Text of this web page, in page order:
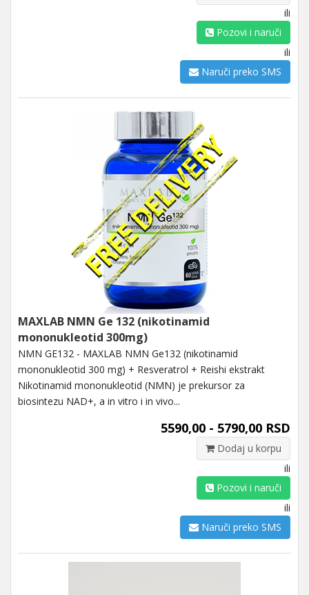
ili
Pozovi i naruči
ili
Naruči preko SMS
MAXLAB NMN Ge 132 (nikotinamid
mononukleotid 300mg)
NMN GE132 - MAXLAB NMN Ge132 (nikotinamid
mononukleotid 300 mg) + Resveratrol + Reishi ekstrakt
Nikotinamid mononukleotid (NMN) je prekursor za
biosintezu NAD+, a in vitro i in vivo...
5590,00 - 5790,00 RSD
Dodaj u korpu
ili
Pozovi i naruči
ili
Naruči preko SMS